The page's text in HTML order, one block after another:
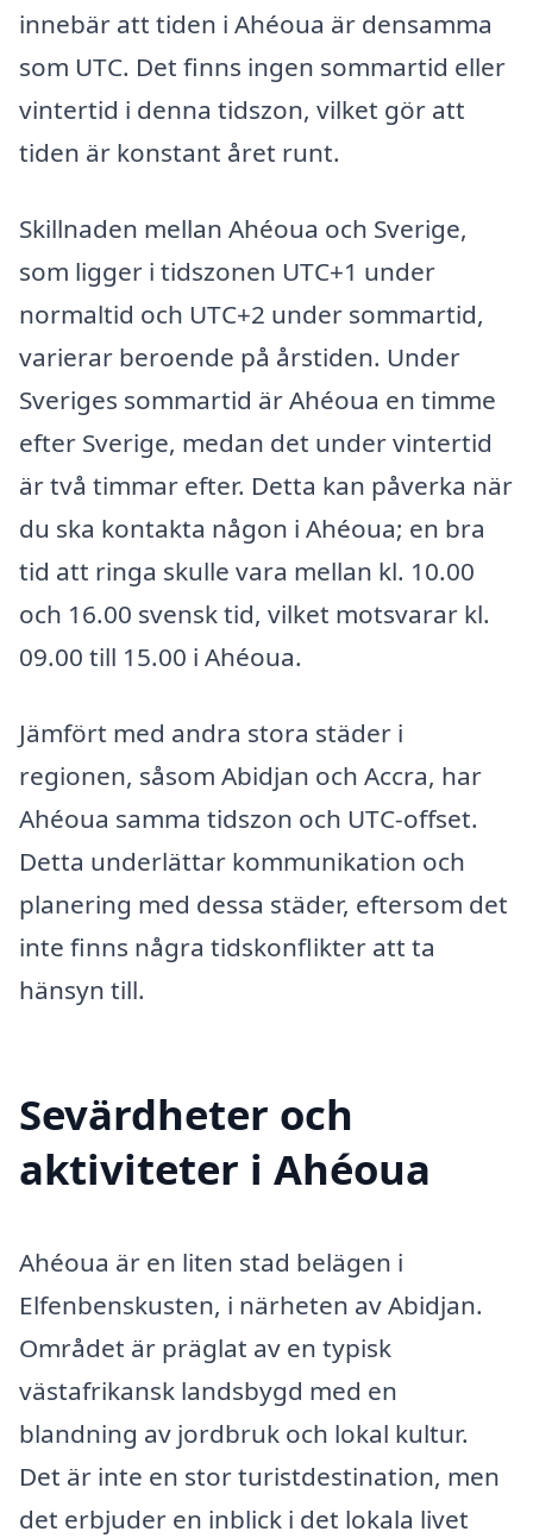
innebär att tiden i Ahéoua är densamma
som UTC. Det finns ingen sommartid eller
vintertid i denna tidszon, vilket gör att
tiden är konstant året runt.
Skillnaden mellan Ahéoua och Sverige,
som ligger i tidszonen UTC+1 under
normaltid och UTC+2 under sommartid,
varierar beroende på årstiden. Under
Sveriges sommartid är Ahéoua en timme
efter Sverige, medan det under vintertid
är två timmar efter. Detta kan påverka när
du ska kontakta någon i Ahéoua; en bra
tid att ringa skulle vara mellan kl. 10.00
och 16.00 svensk tid, vilket motsvarar kl.
09.00 till 15.00 i Ahéoua.
Jämfört med andra stora städer i
regionen, såsom Abidjan och Accra, har
Ahéoua samma tidszon och UTC-offset.
Detta underlättar kommunikation och
planering med dessa städer, eftersom det
inte finns några tidskonflikter att ta
hänsyn till.
Sevärdheter och
aktiviteter i Ahéoua
Ahéoua är en liten stad belägen i
Elfenbenskusten, i närheten av Abidjan.
Området är präglat av en typisk
västafrikansk landsbygd med en
blandning av jordbruk och lokal kultur.
Det är inte en stor turistdestination, men
det erbjuder en inblick i det lokala livet